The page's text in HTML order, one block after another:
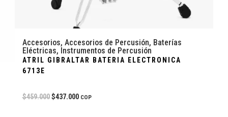
Accesorios, Accesorios de Percusión, Baterías
Eléctricas, Instrumentos de Percusión
ATRIL GIBRALTAR BATERIA ELECTRONICA
6713E
$459.000 $437.000 COP